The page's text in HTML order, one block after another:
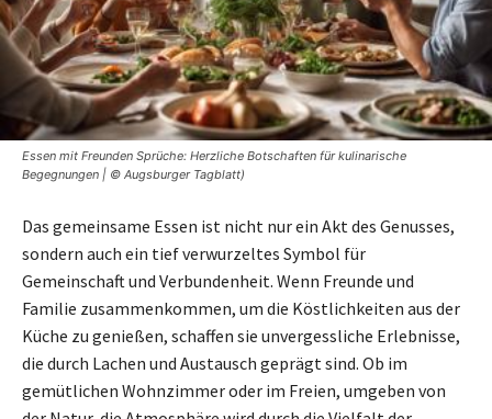
Essen mit Freunden Sprüche: Herzliche Botschaften für kulinarische
Begegnungen | © Augsburger Tagblatt)
Das gemeinsame Essen ist nicht nur ein Akt des Genusses,
sondern auch ein tief verwurzeltes Symbol für
Gemeinschaft und Verbundenheit. Wenn Freunde und
Familie zusammenkommen, um die Köstlichkeiten aus der
Küche zu genießen, schaffen sie unvergessliche Erlebnisse,
die durch Lachen und Austausch geprägt sind. Ob im
gemütlichen Wohnzimmer oder im Freien, umgeben von